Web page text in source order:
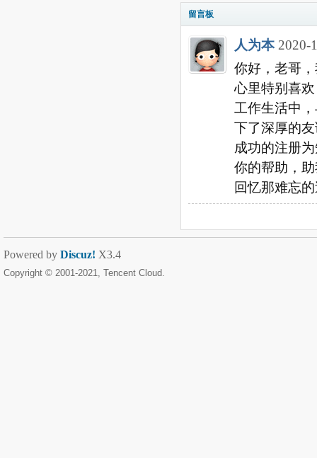
留言板
人为本 2020-
你好，老哥
心里特别喜
工作生活中
下了深厚的
成功的注册
你的帮助，
回忆那难忘
Powered by Discuz! X3.4
Copyright © 2001-2021, Tencent Cloud.